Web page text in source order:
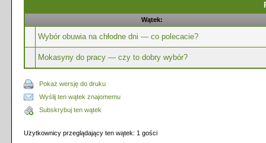
Wątek:
Wybór obuwia na chłodne dni — co polecacie?
Mokasyny do pracy — czy to dobry wybór?
Pokaż wersję do druku
Wyślij ten wątek znajomemu
Subskrybuj ten wątek
Użytkownicy przeglądający ten wątek: 1 gości